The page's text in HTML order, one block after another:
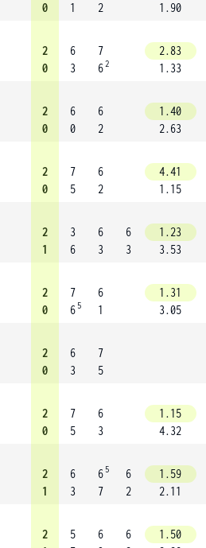
0
1
2
1.90
2
0
6
3
7
62
2.83
1.33
2
0
6
0
6
2
1.40
2.63
2
0
7
5
6
2
4.41
1.15
2
1
3
6
6
3
6
3
1.23
3.53
2
0
7
6 5
6
1
1.31
3.05
2
0
6
3
7
5
2
0
7
5
6
3
1.15
4.32
2
1
6
3
6 5
7
6
2
1.59
2.11
2
5
6
6
1.50